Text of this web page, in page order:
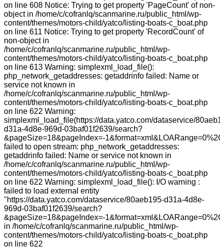
on line 608 Notice: Trying to get property 'PageCount' of non-
object in /home/c/cofranlq/scanmarine.ru/public_html/wp-
content/themes/motors-child/yatco/listing-boats-c_boat.php
on line 611 Notice: Trying to get property 'RecordCount' of
non-object in
/home/c/cofranlq/scanmarine.ru/public_html/wp-
content/themes/motors-child/yatco/listing-boats-c_boat.php
on line 613 Warning: simplexml_load_file():
php_network_getaddresses: getaddrinfo failed: Name or
service not known in
/home/c/cofranlq/scanmarine.ru/public_html/wp-
content/themes/motors-child/yatco/listing-boats-c_boat.php
on line 622 Warning:
simplexml_load_file(https://data.yatco.com/dataservice/
d31a-4d8e-969d-03baf01f2639/search?
&pageSize=18&pageIndex=-
failed to open stream: php_network_getaddresses:
getaddrinfo failed: Name or service not known in
/home/c/cofranlq/scanmarine.ru/public_html/wp-
content/themes/motors-child/yatco/listing-boats-c_boat.php
on line 622 Warning: simplexml_load_file(): I/O warning :
failed to load external entity
"https://data.yatco.com/dataservice/80aeb195-d31a-4d8e-
969d-03baf01f2639/search?
&pageSize=18&pageIndex=-
in /home/c/cofranlq/scanmarine.ru/public_html/wp-
content/themes/motors-child/yatco/listing-boats-c_boat.php
on line 622